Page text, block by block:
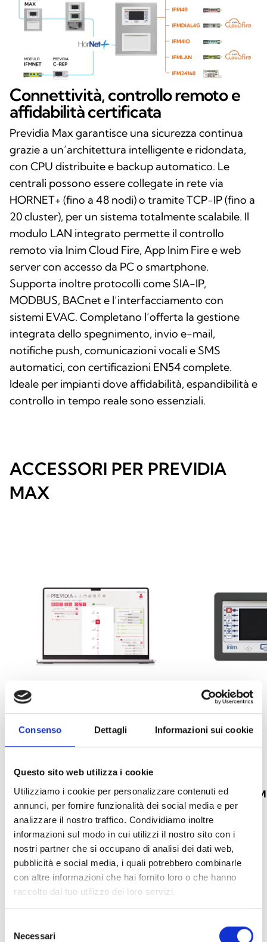
Consenso Dettagli Informazioni sui cookie
Questo sito web utilizza i cookie
Utilizziamo i cookie per personalizzare contenuti ed
annunci, per fornire funzionalità dei social media e per
analizzare il nostro traffico. Condividiamo inoltre
informazioni sul modo in cui utilizzi il nostro sito con i
nostri partner che si occupano di analisi dei dati web,
pubblicità e social media, i quali potrebbero combinarle
con altre informazioni che hai fornito loro o che hanno
raccolto dal tuo utilizzo dei loro servizi.
delNecessari
Connettività, controllo remoto e
affidabilità certificata
Previdia Max garantisce una sicurezza continua
grazie a un’architettura intelligente e ridondata,
con CPU distribuite e backup automatico. Le
centrali possono essere collegate in rete via
HORNET+ (fino a 48 nodi) o tramite TCP-IP (fino a
20 cluster), per un sistema totalmente scalabile. Il
modulo LAN integrato permette il controllo
remoto via Inim Cloud Fire, App Inim Fire e web
server con accesso da PC o smartphone.
Supporta inoltre protocolli come SIA-IP,
MODBUS, BACnet e l’interfacciamento con
sistemi EVAC. Completano l’offerta la gestione
integrata dello spegnimento, invio e-mail,
notifiche push, comunicazioni vocali e SMS
automatici, con certificazioni EN54 complete.
Ideale per impianti dove affidabilità, espandibilità e
controllo in tempo reale sono essenziali.
ACCESSORI PER PREVIDIA
MAX
Previdia/STUDIO
Software di programmazione e
controllo per centrali serie Previdia
APRI COLLEGAMENTO south_east
APRI
arrow_back arrow_forward
versioni